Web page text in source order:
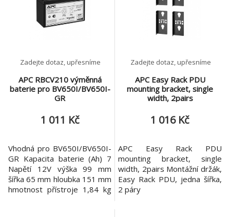
APC RBCV210 výměnná
baterie pro BV650I/BV650I-
GR
Zadejte dotaz, upřesníme
1 011 Kč
Vhodná pro BV650I/BV650I-
GR Kapacita baterie (Ah) 7
Napětí 12V výška 99 mm
šířka 65 mm hloubka 151 mm
hmotnost přístroje 1,84 kg
APC Easy Rack PDU
mounting bracket, single
width, 2pairs
Zadejte dotaz, upřesníme
1 016 Kč
APC Easy Rack PDU
mounting bracket, single
width, 2pairs Montážní držák,
Easy Rack PDU, jedna šířka,
2 páry